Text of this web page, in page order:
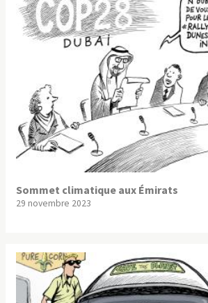
Sommet climatique aux Émirats
29 novembre 2023